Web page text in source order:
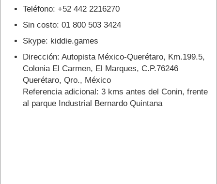
Teléfono: +52 442 2216270
Sin costo: 01 800 503 3424
Skype: kiddie.games
Dirección: Autopista México-Querétaro, Km.199.5,
Colonia El Carmen, El Marques, C.P.76246
Querétaro, Qro., México
Referencia adicional: 3 kms antes del Conin, frente
al parque Industrial Bernardo Quintana